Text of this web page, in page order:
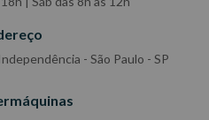
- São Paulo - SP